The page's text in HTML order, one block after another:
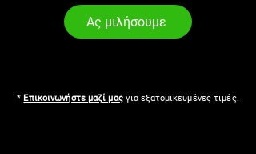
Ας μιλήσουμε
* Επικοινωνήστε μαζί μαςγια εξατομικευμένες τιμές.